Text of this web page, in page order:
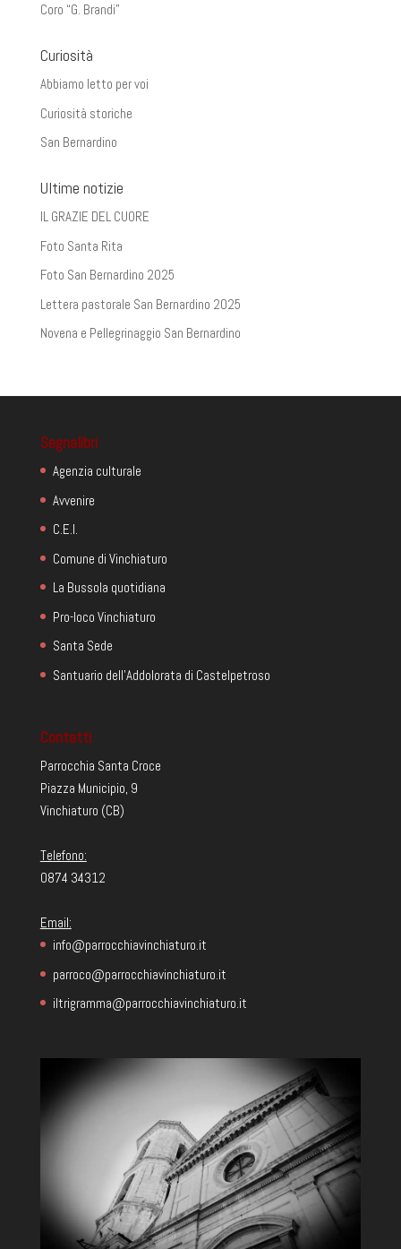
Coro “G. Brandi”
Curiosità
Abbiamo letto per voi
Curiosità storiche
San Bernardino
Ultime notizie
IL GRAZIE DEL CUORE
Foto Santa Rita
Foto San Bernardino 2025
Lettera pastorale San Bernardino 2025
Novena e Pellegrinaggio San Bernardino
Segnalibri
Agenzia culturale
Avvenire
C.E.I.
Comune di Vinchiaturo
La Bussola quotidiana
Pro-loco Vinchiaturo
Santa Sede
Santuario dell'Addolorata di Castelpetroso
Contatti
Parrocchia Santa Croce
Piazza Municipio, 9
Vinchiaturo (CB)
Telefono:
0874 34312
Email:
info@parrocchiavinchiaturo.it
parroco@parrocchiavinchiaturo.it
iltrigramma@parrocchiavinchiaturo.it